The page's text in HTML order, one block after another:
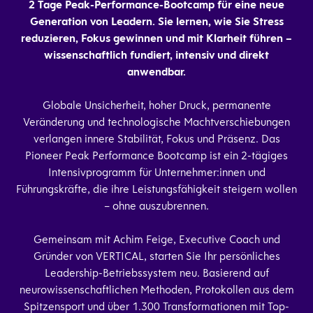
2 Tage Peak-Performance-Bootcamp für eine neue
Generation von Leadern. Sie lernen, wie Sie Stress
reduzieren, Fokus gewinnen und mit Klarheit führen –
wissenschaftlich fundiert, intensiv und direkt
anwendbar.
Globale Unsicherheit, hoher Druck, permanente
Veränderung und technologische Machtverschiebungen
verlangen innere Stabilität, Fokus und Präsenz. Das
Pioneer Peak Performance Bootcamp ist ein 2-tägiges
Intensivprogramm für Unternehmer:innen und
Führungskräfte, die ihre Leistungsfähigkeit steigern wollen
– ohne auszubrennen.
Gemeinsam mit Achim Feige, Executive Coach und
Gründer von VERTICAL, starten Sie Ihr persönliches
Leadership-Betriebssystem neu. Basierend auf
neurowissenschaftlichen Methoden, Protokollen aus dem
Spitzensport und über 1.300 Transformationen mit Top-